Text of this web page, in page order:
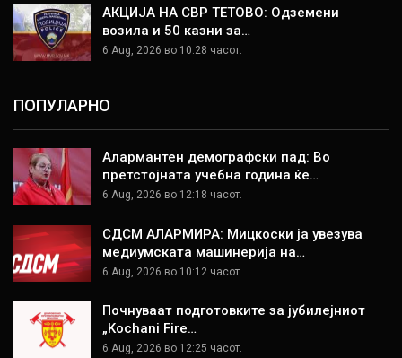
АКЦИЈА НА СВР ТЕТОВО: Одземени
возила и 50 казни за…
6 Aug, 2026 во 10:28 часот.
ПОПУЛАРНО
Алармантен демографски пад: Во
претстојната учебна година ќе…
6 Aug, 2026 во 12:18 часот.
СДСМ АЛАРМИРА: Мицкоски ја увезува
медиумската машинерија на…
6 Aug, 2026 во 10:12 часот.
Почнуваат подготовките за јубилејниот
„Kochani Fire…
6 Aug, 2026 во 12:25 часот.